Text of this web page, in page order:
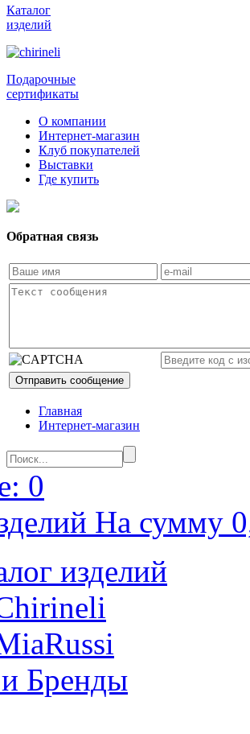
Каталог
изделий
Подарочные
сертификаты
О компании
Интернет-магазин
Клуб покупателей
Выставки
Где купить
Обратная связь
Главная
Интернет-магазин
0
На сумму
изделий
Бренды